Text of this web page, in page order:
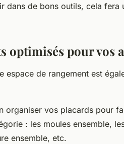
dans de bons outils, cela
optimisés pour vos
espace de rangement est
organiser vos placards pour
: les moules ensemble,
ensemble, etc.